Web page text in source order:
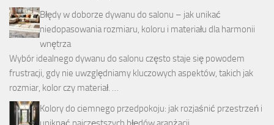
Błędy w doborze dywanu do salonu – jak unikać
niedopasowania rozmiaru, koloru i materiału dla harmonii
wnętrza
Wybór idealnego dywanu do salonu często staje się powodem
frustracji, gdy nie uwzględniamy kluczowych aspektów, takich jak
rozmiar, kolor czy materiał. …
Kolory do ciemnego przedpokoju: jak rozjaśnić przestrzeń i